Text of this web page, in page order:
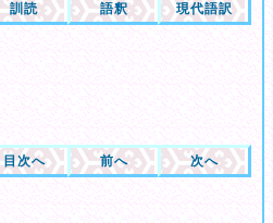
訓読 語釈 現代語訳
目次へ 前へ 次へ